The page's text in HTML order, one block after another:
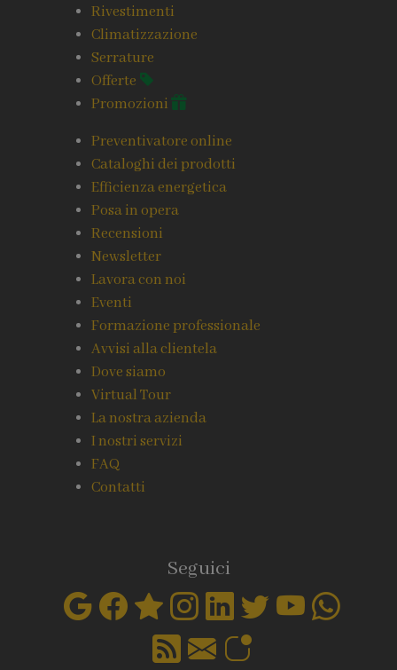
Rivestimenti
Climatizzazione
Serrature
Offerte
Promozioni
Preventivatore online
Cataloghi dei prodotti
Efficienza energetica
Posa in opera
Recensioni
Newsletter
Lavora con noi
Eventi
Formazione professionale
Avvisi alla clientela
Dove siamo
Virtual Tour
La nostra azienda
I nostri servizi
FAQ
Contatti
Seguici